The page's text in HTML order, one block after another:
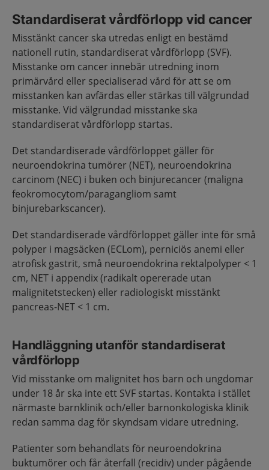
Standardiserat vårdförlopp vid cancer
Misstänkt cancer ska utredas enligt en bestämd
nationell rutin, standardiserat vårdförlopp (SVF).
Misstanke om cancer innebär utredning inom
primärvård eller specialiserad vård för att se om
misstanken kan avfärdas eller stärkas till välgrundad
misstanke. Vid välgrundad misstanke ska
standardiserat vårdförlopp startas.
Det standardiserade vårdförloppet gäller för
neuroendokrina tumörer (NET), neuroendokrina
carcinom (NEC) i buken och binjurecancer (maligna
feokromocytom/paragangliom samt
binjurebarkscancer).
Det standardiserade vårdförloppet gäller inte för små
polyper i magsäcken (ECLom), perniciös anemi eller
atrofisk gastrit, små neuroendokrina rektalpolyper < 1
cm, NET i appendix (radikalt opererade utan
malignitetstecken) eller radiologiskt misstänkt
pancreas-NET < 1 cm.
Handläggning utanför standardiserat
vårdförlopp
Vid misstanke om malignitet hos barn och ungdomar
under 18 år ska inte ett SVF startas. Kontakta i stället
närmaste barnklinik och/eller barnonkologiska klinik
redan samma dag för skyndsam vidare utredning.
Patienter som behandlats för neuroendokrina
buktumörer och får återfall (recidiv) under pågående